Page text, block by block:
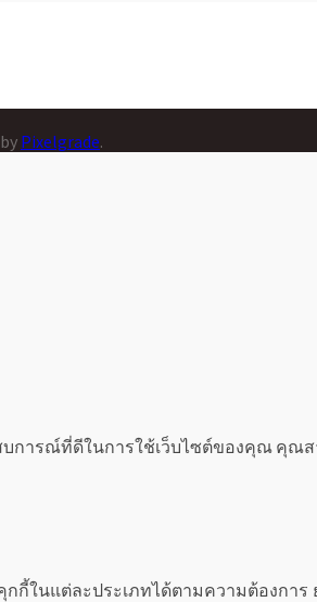
by Pixelgrade.
การณ์ที่ดีในการใช้เว็บไซต์ของคุณ คุณส
กี้ในแต่ละประเภทได้ตามความต้องการ